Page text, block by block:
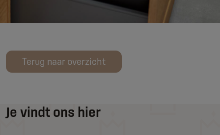
Terug naar overzicht
Je vindt ons hier